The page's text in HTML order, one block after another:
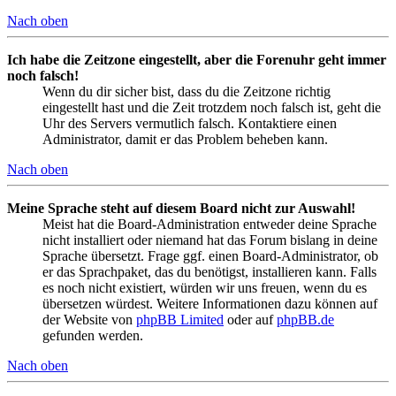
Nach oben
Ich habe die Zeitzone eingestellt, aber die Forenuhr geht immer
noch falsch!
Wenn du dir sicher bist, dass du die Zeitzone richtig
eingestellt hast und die Zeit trotzdem noch falsch ist, geht die
Uhr des Servers vermutlich falsch. Kontaktiere einen
Administrator, damit er das Problem beheben kann.
Nach oben
Meine Sprache steht auf diesem Board nicht zur Auswahl!
Meist hat die Board-Administration entweder deine Sprache
nicht installiert oder niemand hat das Forum bislang in deine
Sprache übersetzt. Frage ggf. einen Board-Administrator, ob
er das Sprachpaket, das du benötigst, installieren kann. Falls
es noch nicht existiert, würden wir uns freuen, wenn du es
übersetzen würdest. Weitere Informationen dazu können auf
der Website von phpBB Limited oder aufphpBB.de
gefunden werden.
Nach oben